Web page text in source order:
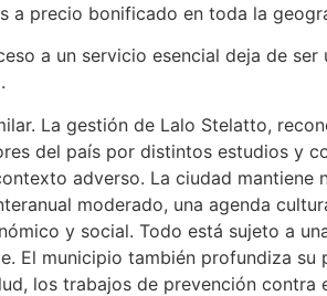
a precio bonificado en toda la
a un servicio esencial deja de
La gestión de Lalo Stelatto,
del país por distintos estudios y
adverso. La ciudad mantiene
moderado, una agenda
y social. Todo está sujeto a
El municipio también profundiza su
los trabajos de prevención contra